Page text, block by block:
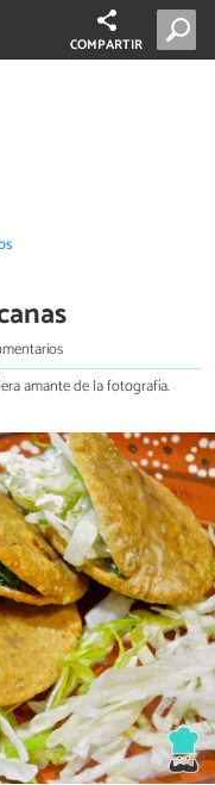
COMPARTIR
amante de la fotografía.